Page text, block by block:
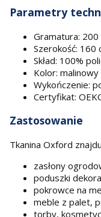
Parametry
Gramatura: 200
Szerokość: 160
Skład: 100%
Kolor: malinowy
Wykończenie:
Certyfikat:
Zastosowanie
Tkanina Oxford
zasłony
poduszki
pokrowce na
meble z palet,
torby,